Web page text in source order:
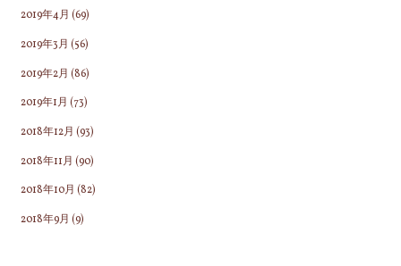
2019年4月 (69)
2019年3月 (56)
2019年2月 (86)
2019年1月 (73)
2018年12月 (93)
2018年11月 (90)
2018年10月 (82)
2018年9月 (9)